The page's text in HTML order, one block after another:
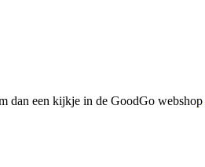
dan een kijkje in de GoodGo webshop